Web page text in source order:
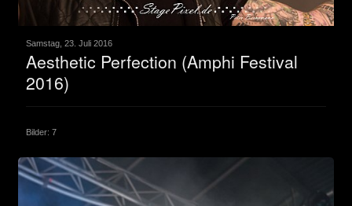
Samstag, 23. Juli 2016
Aesthetic Perfection (Amphi Festival
2016)
Bilder: 7